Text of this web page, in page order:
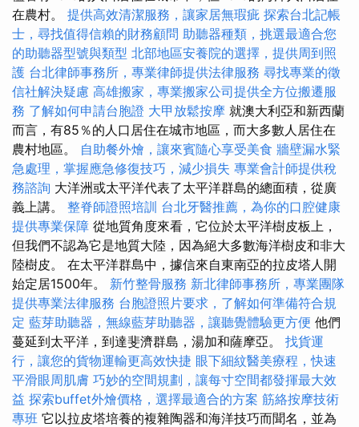
在農村。 提供高效清潔服務，讓家居無瑕疵 探索台北記帳
士，尋找值得信賴的財務顧問 助聽器種類，挑選最適合您
的助聽器型號與類型 北部地區安養院的選擇，提供周到照
護 台北律師事務所，專業律師提供法律服務 尋找專業的徵
信社解決疑慮 高雄搬家，專業搬家公司提供全方位搬遷服
務 了解如何申請台胞證 大甲放鬆按摩 就澳大利亞和新西蘭
而言，有85％的人口居住在城市地區，而大多數人居住在
農村地區。 自助餐外燴，讓來賓隨心享受美食 牆壁漏水緊
急處理，掌握應急修復技巧，減少損失 專業會計師提供稅
務諮詢 大洋洲或太平洋代表了太平洋群島的總面積，從廣
義上講。 整脊師證照培訓 台北牙醫推薦，為你的口腔健康
提供專業保障 從地質角度來看，它位於太平洋樹皮板上，
但我們不認為它是地質大陸，因為絕大多數海洋樹皮和非大
陸樹皮。 在太平洋群島中，據信來自東南亞的拉皮塔人開
始定居1500年。 新竹整骨服務 新北律師事務所，專業團隊
提供專業法律服務 台胞證照片要求，了解如何準備符合規
定 藍芽助聽器，無線藍芽助聽器，讓聽覺體驗更方便 他們
蔓延到太平洋，到達斐濟群島，湯加和薩摩亞。 找貨運
行，讓您的貨物運輸更高效快捷 眼下細紋醫美療程，快速
平滑眼周肌膚 巧妙的空間規劃，讓每寸空間都發揮最大效
益 探索buffet外燴價格，選擇最適合的方案 筋絡按摩技術
專班 它以拉皮塔培養的複雜陶器和海洋技巧而聞名，並為